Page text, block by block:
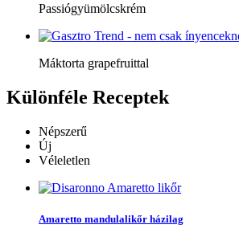
Passiógyümölcskrém
Máktorta grapefruittal
Különféle Receptek
Népszerű
Új
Véleletlen
Amaretto mandulalikőr házilag